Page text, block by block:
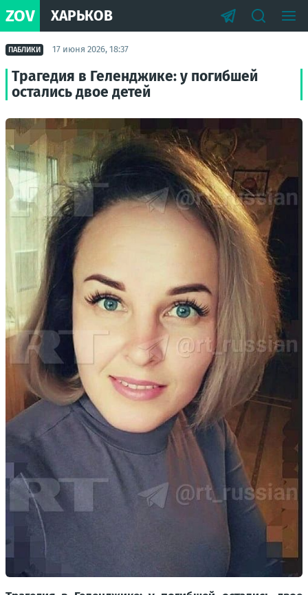
ZOV ХАРЬКОВ
ПАБЛИКИ 17 июня 2026, 18:37
Трагедия в Геленджике: у погибшей
остались двое детей